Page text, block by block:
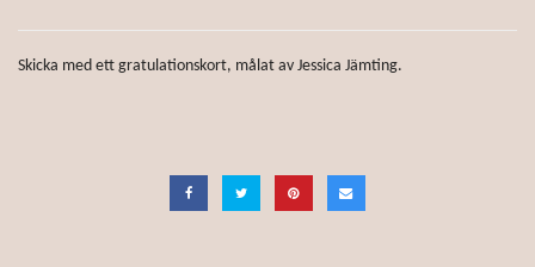
Skicka med ett gratulationskort, målat av Jessica Jämting.